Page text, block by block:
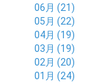
06月 (21)
05月 (22)
04月 (19)
03月 (19)
02月 (20)
01月 (24)